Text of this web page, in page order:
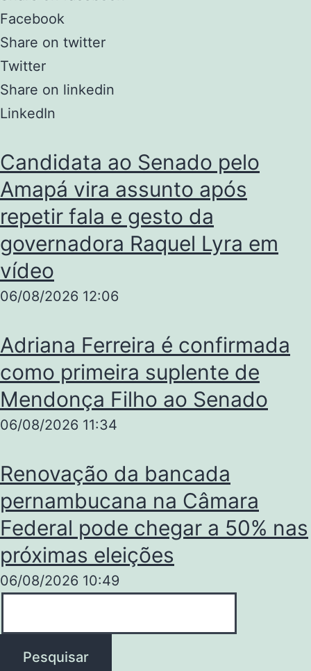
Facebook
Share on twitter
Twitter
Share on linkedin
LinkedIn
Candidata ao Senado pelo
Amapá vira assunto após
repetir fala e gesto da
governadora Raquel Lyra em
vídeo
06/08/2026 12:06
Adriana Ferreira é confirmada
como primeira suplente de
Mendonça Filho ao Senado
06/08/2026 11:34
Renovação da bancada
pernambucana na Câmara
Federal pode chegar a 50% nas
próximas eleições
06/08/2026 10:49
Pesquisar